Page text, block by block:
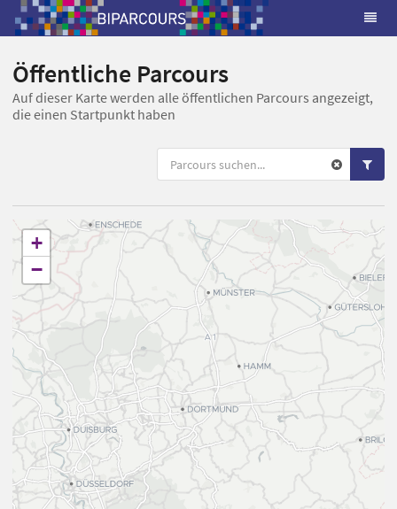
Öffentliche Parcours
Auf dieser Karte werden alle öffentlichen Parcours angezeigt,
die einen Startpunkt haben
+
−